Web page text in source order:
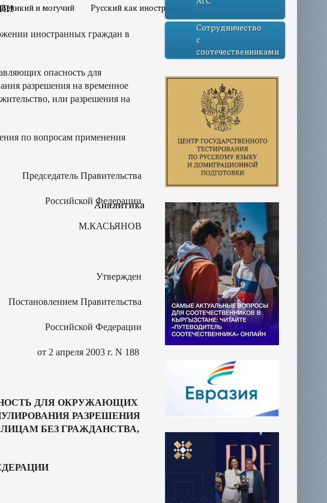
Великий и могучий Русский как иностранный
Аналитика
иностранных граждан в
опасность для
разрешения на временное
или разрешения на
по вопросам применения
Председатель Правительства
Российской Федерации
М.КАСЬЯНОВ
Утвержден
Постановлением Правительства
Российской Федерации
от 2 апреля 2003 г. N 188
ДЛЯ ОКРУЖАЮЩИХ
РАЗРЕШЕНИЯ
БЕЗ ГРАЖДАНСТВА,
Сотрудничество
с
соотечественниками